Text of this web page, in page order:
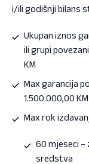
i/ili godišnji bilans
Ukupan iznos
ili grupi
KM
Max garancija
1.500.000,00 KM
Max rok
60 mjeseci –
sredstva